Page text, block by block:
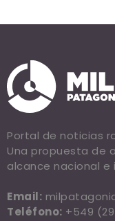
Portal de noticias
Una propuesta de
alcance nacional e
Email:
Teléfono: +549